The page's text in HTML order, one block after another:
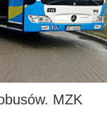
MZK